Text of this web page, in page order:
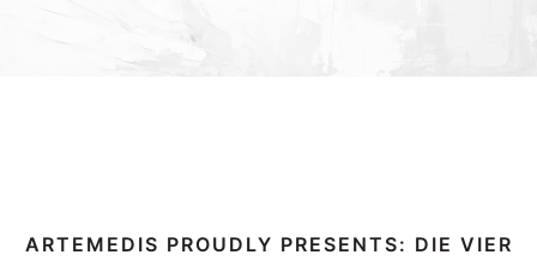
ARTEMEDIS PROUDLY PRESENTS: DIE VIER